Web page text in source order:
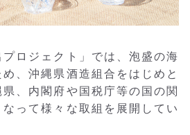
プロジェクト」では、泡盛の海
、沖縄県酒造組合をはじめと
、内閣府や国税庁等の国の関
って様々な取組を展開してい